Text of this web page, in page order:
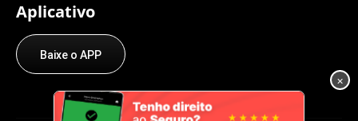
Aplicativo
Baixe o APP
×